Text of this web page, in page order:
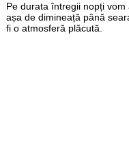
Pe durata întregii nopți
așa de dimineață până
fi o atmosferă plăcută.